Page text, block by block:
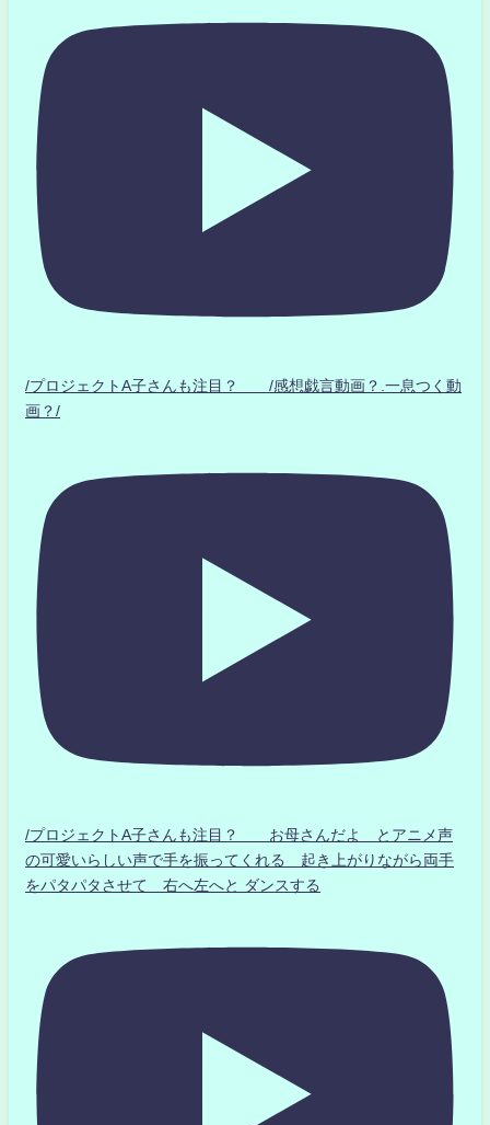
/プロジェクトA子さんも注目？ /感想戯言動画？.一息つく動
画？/
/プロジェクトA子さんも注目？ お母さんだよ とアニメ声
の可愛いらしい声で手を振ってくれる 起き上がりながら両手
をパタパタさせて 右へ左へと ダンスする